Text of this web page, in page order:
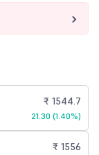
₹ 1544.7
21.30 (1.40%)
₹ 1556